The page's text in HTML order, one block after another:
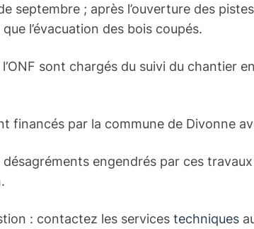
septembre ; après l’ouverture des
l’évacuation des bois coupés.
l’ONF sont chargés du suivi du chantier
financés par la commune de Divonne
engendrés par ces
: contactez les services techniques